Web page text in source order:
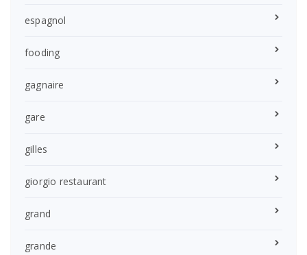
espagnol
fooding
gagnaire
gare
gilles
giorgio restaurant
grand
grande